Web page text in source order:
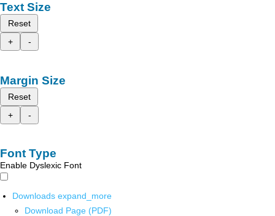
Text Size
Reset
+
-
Margin Size
Reset
+
-
Font Type
Enable Dyslexic Font
Downloads expand_more
Download Page (PDF)